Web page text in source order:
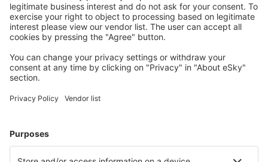
Cazarea preferată
Alege din peste 1,3 mil. de opţiuni: hoteluri, cabane,
Cele mai căutate hoteluri de către utilizatorii eSky
Hoteluri în Paris